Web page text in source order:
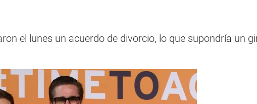
el lunes un acuerdo de divorcio, lo que supondría un